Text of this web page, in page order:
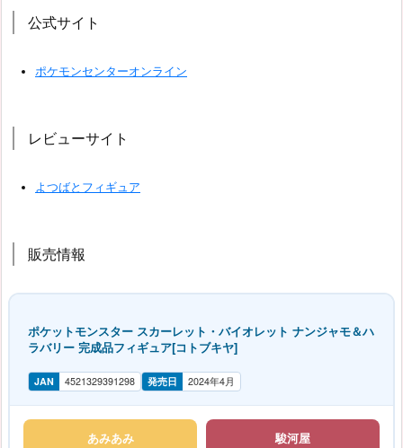
公式サイト
ポケモンセンターオンライン
レビューサイト
よつばとフィギュア
販売情報
ポケットモンスター スカーレット・バイオレット ナンジャモ＆ハ
ラバリー 完成品フィギュア[コトブキヤ]
JAN 4521329391298 発売日 2024年4月
あみあみ 駿河屋